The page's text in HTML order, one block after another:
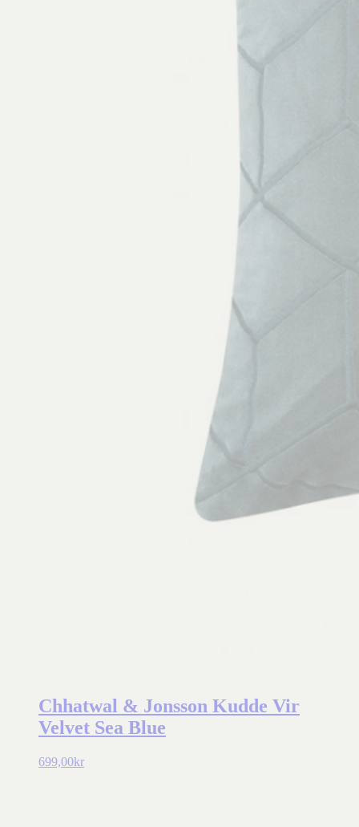
Chhatwal & Jonsson Kudde Vir
Velvet Sea Blue
699,00kr